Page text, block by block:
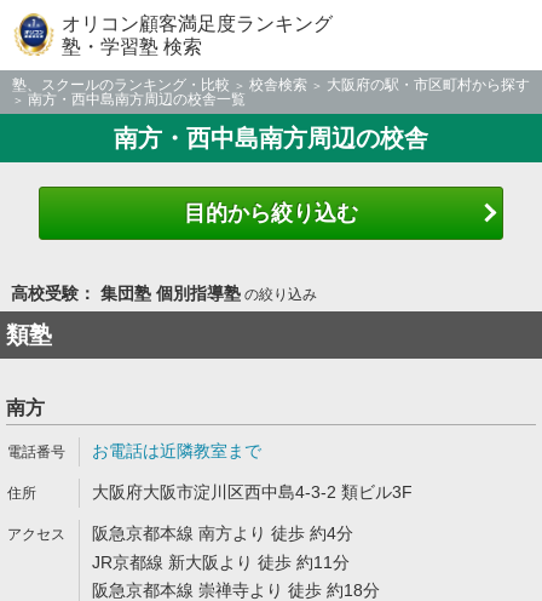
オリコン顧客満足度ランキング
塾・学習塾 検索
塾、スクールのランキング・比較 校舎検索
大阪府の駅・市区町村から探す
南方・西中島南方周辺の校舎一覧
南方・西中島南方周辺の校舎
目的から絞り込む
高校受験： 集団塾 個別指導塾の絞り込み
類塾
南方
お電話は近隣教室まで
大阪府大阪市淀川区西中島4-3-2 類ビル3F
阪急京都本線 南方より 徒歩 約4分
JR京都線 新大阪より 徒歩 約11分
阪急京都本線 崇禅寺より 徒歩 約18分